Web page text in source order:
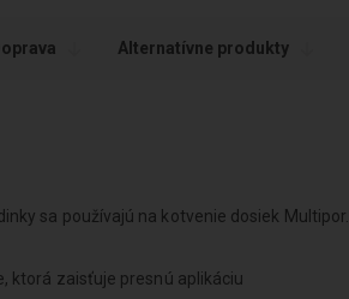
Alternatívne produkty
sa používajú na kotvenie dosiek Multipor.
ktorá zaisťuje presnú aplikáciu